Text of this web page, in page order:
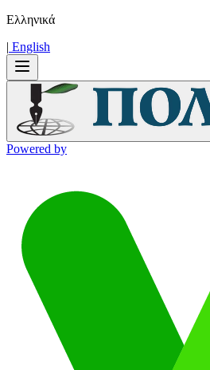
Ελληνικά
| Εnglish
Powered by